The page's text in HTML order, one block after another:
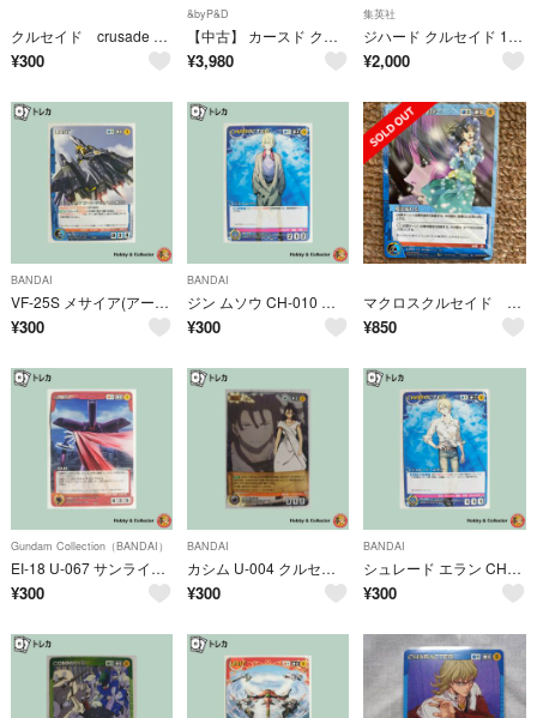
クルセイド crusade カード 10枚セット
¥300
&byP&D
【中古】 カースド クルセイド - PS3
¥3,980
集英社
ジハード クルセイド 1巻 初版 コミックスニュース
¥2,000
BANDAI
VF-25S メサイア(アーマードパック/オズマ機）U-115 クルセイド ( #16025 )
¥300
BANDAI
ジン ムソウ CH-010 クルセイド ( #16019 )
¥300
マクロスクルセイド カード
¥850
Gundam Collection（BANDAI）
EI-18 U-067 サンライズ クルセイド ( #14952 )
¥300
BANDAI
カシム U-004 クルセイド ( #15201 )
¥300
BANDAI
シュレード エラン CH-006 クルセイド ( #16023 )
¥300